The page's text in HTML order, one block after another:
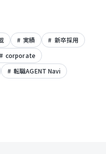
実績
新卒採用
corporate
転職AGENT Navi